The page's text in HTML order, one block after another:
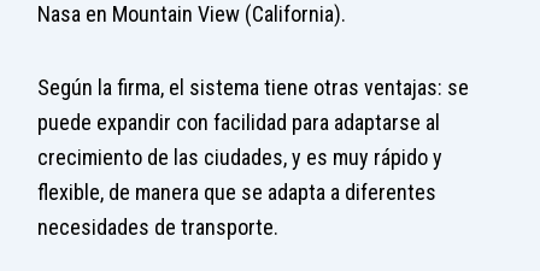
Nasa en Mountain View (California).
Según la firma, el sistema tiene otras ventajas: se
puede expandir con facilidad para adaptarse al
crecimiento de las ciudades, y es muy rápido y
flexible, de manera que se adapta a diferentes
necesidades de transporte.